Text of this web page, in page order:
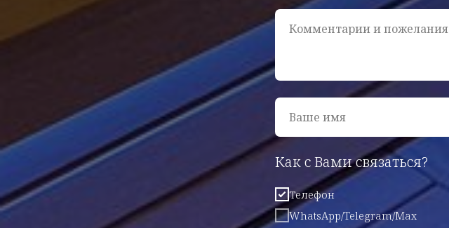
Комментарии и пожелания
Ваше имя
Как с Вами связаться?
Телефон
WhatsApp/Telegram/Max